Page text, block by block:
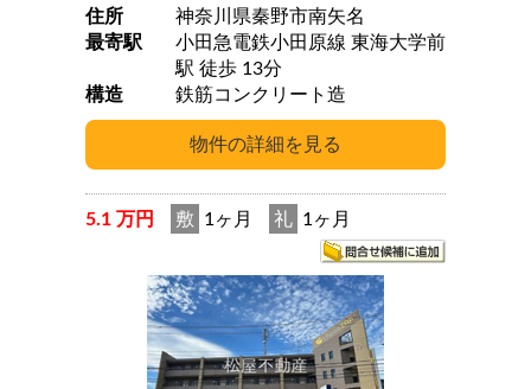
住所
神奈川県秦野市南矢名
最寄駅
小田急電鉄小田原線 東海大学前
駅 徒歩 13分
構造
鉄筋コンクリート造
5.1 万円 敷 1ヶ月 礼 1ヶ月